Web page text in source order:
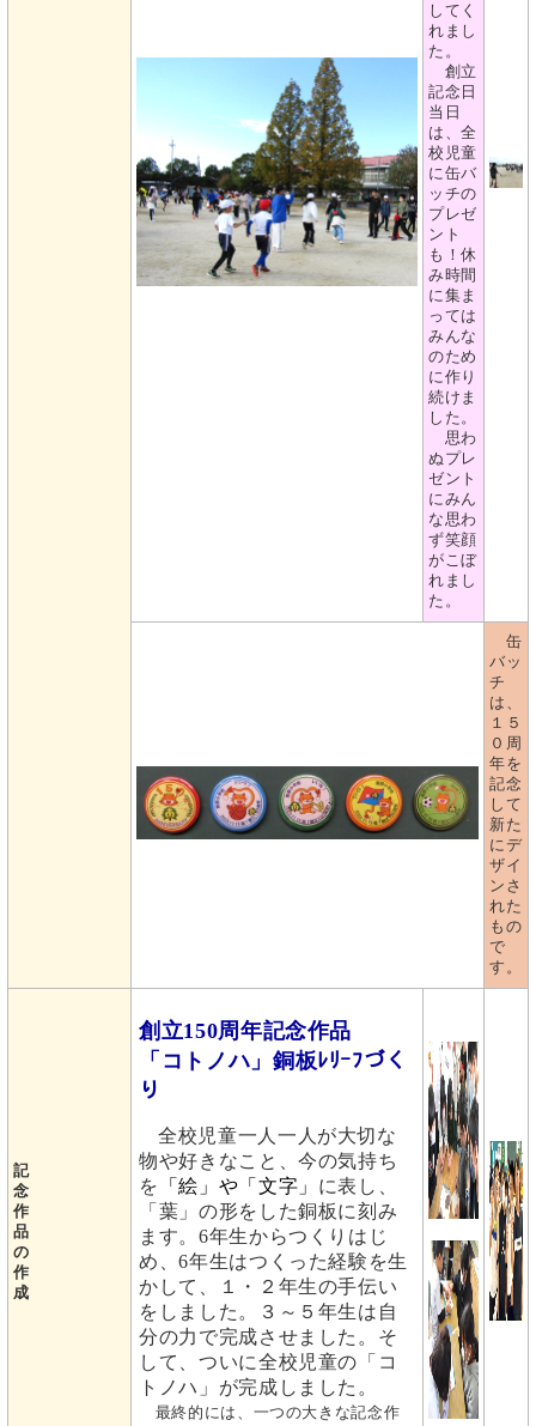
してく
れまし
た。
創立
記念日
当日
は、全
校児童
に缶バ
ッチの
プレゼ
ント
も！休
み時間
に集ま
っては
みんな
のため
に作り
続けま
した。
思わ
ぬプレ
ゼント
にみん
な思わ
ず笑顔
がこぼ
れまし
た。
缶
バッ
チ
は、
１５
０周
年を
記念
して
新た
にデ
ザイ
ンさ
れた
もの
で
す。
記
念
作
品
の
作
成
創立150周年記念作品
「コトノハ」銅板ﾚﾘｰﾌづく
り
全校児童一人一人が大切な
物や好きなこと、今の気持ち
を 「絵」や「文字」 に表し、
「葉」の形をした銅板に刻み
ます。6年生からつくりはじ
め、6年生はつくった経験を生
かして、１・２年生の手伝い
をしました。３～５年生は自
分の力で完成させました。そ
して、ついに全校児童の「コ
トノハ」が完成しました。
最終的には、一つの大きな記念作